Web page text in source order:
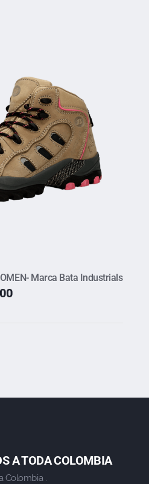
Marca Bata Industrials
A TODA COLOMBIA
Colombia .